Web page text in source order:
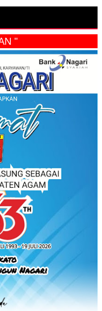
" IKLAN "